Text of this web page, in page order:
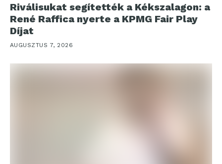
Riválisukat segítették a Kékszalagon: a
René Raffica nyerte a KPMG Fair Play
Díjat
AUGUSZTUS 7, 2026